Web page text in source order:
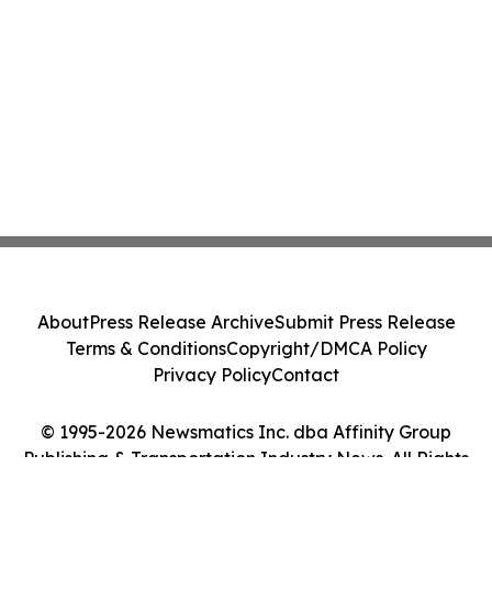
© 1995-2026 Newsmatics Inc. dba Affinity Group
Publishing & Transportation Industry News. All Rights
AboutPress Release ArchiveSubmit Press Release
Terms & ConditionsCopyright/DMCA Policy
Privacy PolicyContact